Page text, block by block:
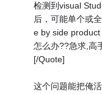
检测到visual
后，可能单个或
e by side product
怎么办??急求,高
[/Quote]
这个问题能把俺